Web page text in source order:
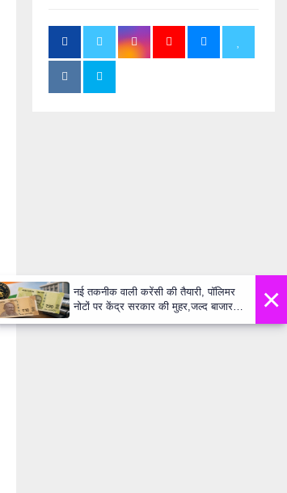
×
नई तकनीक वाली करेंसी की तैयारी, पॉलिमर
नोटों पर केंद्र सरकार की मुहर,जल्द बाजार में
दिखेंगे प्लास्टिक के ₹10 और ₹20 के नोट -